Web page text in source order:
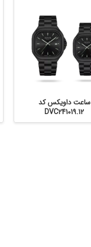
ساعت داویکس کد
DVC241019.12